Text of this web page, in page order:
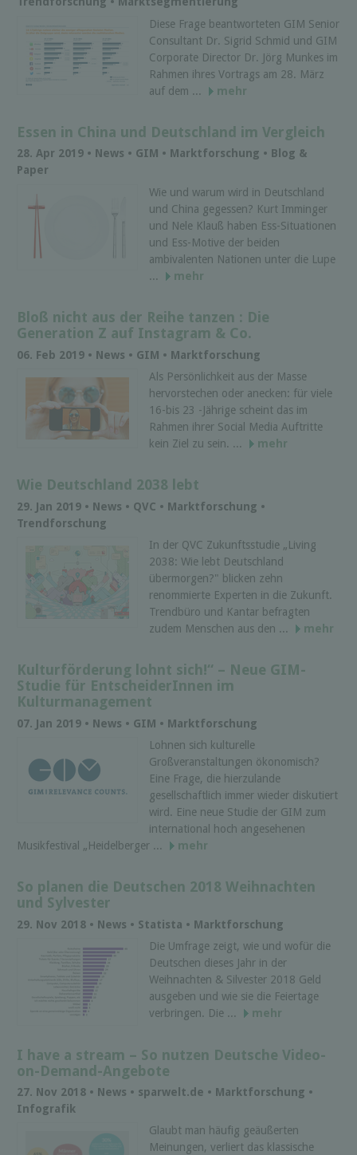
Diese Frage beantworteten GIM Senior
Consultant Dr. Sigrid Schmid und GIM
Corporate Director Dr. Jörg Munkes im
Rahmen ihres Vortrags am 28. März
auf dem ...
mehr
Essen in China und Deutschland im Vergleich
28. Apr 2019 • News • GIM • Marktforschung • Blog &
Paper
Wie und warum wird in Deutschland
und China gegessen? Kurt Imminger
und Nele Klauß haben Ess-Situationen
und Ess-Motive der beiden
ambivalenten Nationen unter die Lupe
...
mehr
Bloß nicht aus der Reihe tanzen : Die
Generation Z auf Instagram & Co.
06. Feb 2019 • News • GIM • Marktforschung
Als Persönlichkeit aus der Masse
hervorstechen oder anecken: für viele
16-bis 23 -Jährige scheint das im
Rahmen ihrer Social Media Auftritte
kein Ziel zu sein. ...
mehr
Wie Deutschland 2038 lebt
29. Jan 2019 • News • QVC • Marktforschung •
Trendforschung
In der QVC Zukunftsstudie „Living
2038: Wie lebt Deutschland
übermorgen?" blicken zehn
renommierte Experten in die Zukunft.
Trendbüro und Kantar befragten
zudem Menschen aus den ...
mehr
Kulturförderung lohnt sich!“ – Neue GIM-
Studie für EntscheiderInnen im
Kulturmanagement
07. Jan 2019 • News • GIM • Marktforschung
Lohnen sich kulturelle
Großveranstaltungen ökonomisch?
Eine Frage, die hierzulande
gesellschaftlich immer wieder diskutiert
wird. Eine neue Studie der GIM zum
international hoch angesehenen
Musikfestival „Heidelberger ...
mehr
So planen die Deutschen 2018 Weihnachten
und Sylvester
29. Nov 2018 • News • Statista • Marktforschung
Die Umfrage zeigt, wie und wofür die
Deutschen dieses Jahr in der
Weihnachten & Silvester 2018 Geld
ausgeben und wie sie die Feiertage
verbringen. Die ...
mehr
I have a stream – So nutzen Deutsche Video-
on-Demand-Angebote
27. Nov 2018 • News • sparwelt.de • Marktforschung •
Infografik
Glaubt man häufig geäußerten
Meinungen, verliert das klassische